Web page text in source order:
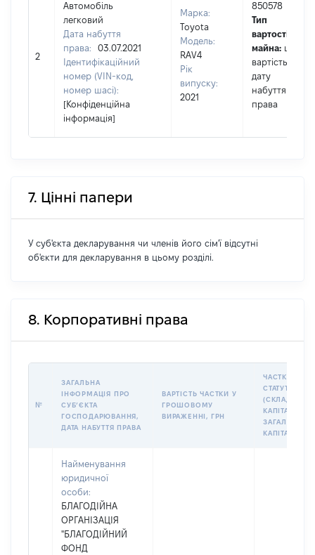
2
Автомобіль
легковий
Дата набуття
права:
03.07.2021
Ідентифікаційний
номер (VIN-код,
номер шасі):
[Конфіденційна
інформація]
Марка:
Toyota
Модель:
RAV4
Рік
випуску:
2021
850578
Тип
вартості
майна: це
вартість на
дату
набуття
права
7. Цінні папери
У суб'єкта декларування чи членів його сім'ї відсутні
об'єкти для декларування в цьому розділі.
8. Корпоративні права
№
ЗАГАЛЬНА
ІНФОРМАЦІЯ ПРО
СУБʼЄКТА
ГОСПОДАРЮВАННЯ,
ДАТА НАБУТТЯ ПРАВА
ВАРТІСТЬ ЧАСТКИ У
ГРОШОВОМУ
ВИРАЖЕННІ, ГРН
ЧАСТКА У
СТАТУТНОМУ
КАПІТАЛІ (%
ЗАГАЛЬНОГО
КАПІТАЛУ)
Найменування
юридичної
особи:
БЛАГОДІЙНА
ОРГАНІЗАЦІЯ
"БЛАГОДІЙНИЙ
ФОНД